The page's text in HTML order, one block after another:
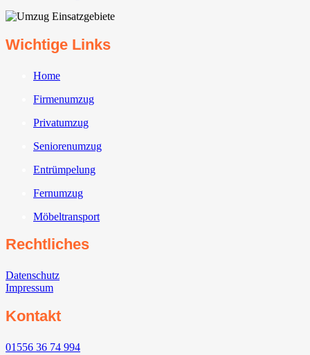
Wichtige Links
Home
Firmenumzug
Privatumzug
Seniorenumzug
Entrümpelung
Fernumzug
Möbeltransport
Rechtliches
Datenschutz
Impressum
Kontakt
01556 36 74 994